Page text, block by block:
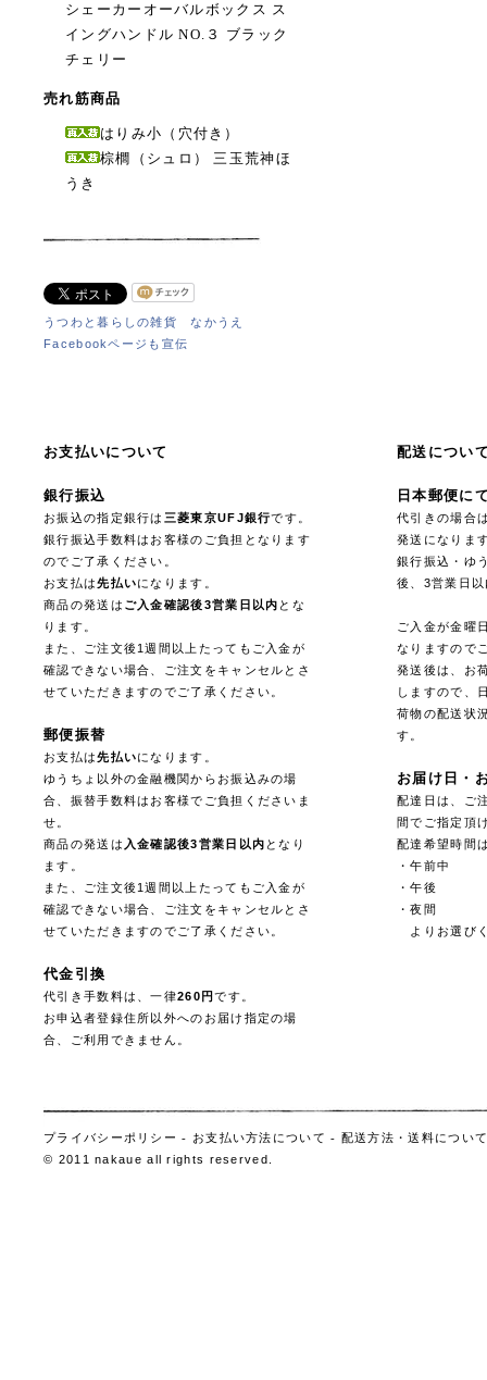
シェーカーオーバルボックス ス
イングハンドル NO.３ ブラック
チェリー
売れ筋商品
はりみ小（穴付き）
棕櫚（シュロ） 三玉荒神ほ
うき
うつわと暮らしの雑貨 なかうえ
Facebookページも宣伝
お支払いについて
銀行振込
お振込の指定銀行は 三菱東京UFJ銀行です。
銀行振込手数料はお客様のご負担となります
のでご了承ください。
お支払は先払いになります。
商品の発送は ご入金確認後3営業日以内 とな
ります。
また、ご注文後1週間以上たってもご入金が
確認できない場合、ご注文をキャンセルとさ
せていただきますのでご了承ください。
郵便振替
お支払は先払いになります。
ゆうちょ以外の金融機関からお振込みの場
合、振替手数料はお客様でご負担くださいま
せ。
商品の発送は 入金確認後3営業日以内 となり
ます。
また、ご注文後1週間以上たってもご入金が
確認できない場合、ご注文をキャンセルとさ
せていただきますのでご了承ください。
代金引換
代引き手数料は、一律260円です。
お申込者登録住所以外へのお届け指定の場
合、ご利用できません。
配送につい
日本郵便に
代引きの場合
発送になりま
銀行振込・ゆ
後、3営業日
ご入金が金曜
なりますので
発送後は、お
しますので、
荷物の配送状
す。
お届け日・
配達日は、ご
間でご指定頂
配達希望時間
・午前中
・午後
・夜間
よりお選び
プライバシーポリシー - お支払い方法について - 配送方法・送料につい
© 2011 nakaue all rights reserved.